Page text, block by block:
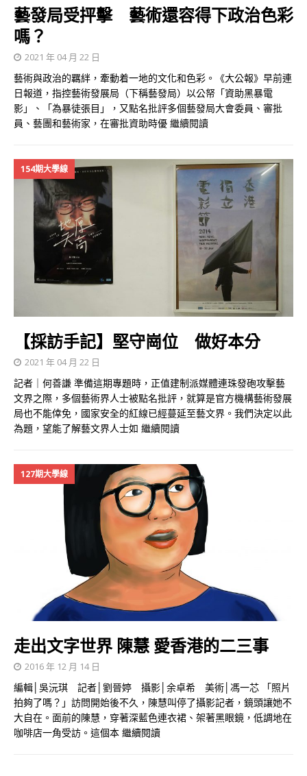
藝發局受抨擊 藝術還容得下政治色彩
嗎？
2021 年 04 月 22 日
藝術與政治的羈絆，牽動着一地的文化和色彩。《大公報》早前連
日報道，指控藝術發展局（下稱藝發局）以公帑「資助黑暴電
影」、「為暴徒張目」，又點名批評多個藝發局大會委員、審批
員、藝團和藝術家，在審批資助時優 繼續閱讀
154期大學線
【採訪手記】堅守崗位 做好本分
2021 年 04 月 22 日
記者｜何善謙 準備這期專題時，正值建制派媒體連珠發砲攻擊藝
文界之際，多個藝術界人士被點名批評，就算是官方機構藝術發展
局也不能倖免，國家安全的紅線已經蔓延至藝文界。我們決定以此
為題，望能了解藝文界人士如 繼續閱讀
127期大學線
走出文字世界 陳慧 愛香港的二三事
2016 年 12 月 14 日
編輯│吳沅琪 記者│劉晉婷 攝影│余卓希 美術│馮一芯 「照片
拍夠了嗎？」訪問開始後不久，陳慧叫停了攝影記者，鏡頭讓她不
大自在。面前的陳慧，穿著深藍色連衣裙、架著黑眼鏡，低調地在
咖啡店一角受訪。這個本 繼續閱讀